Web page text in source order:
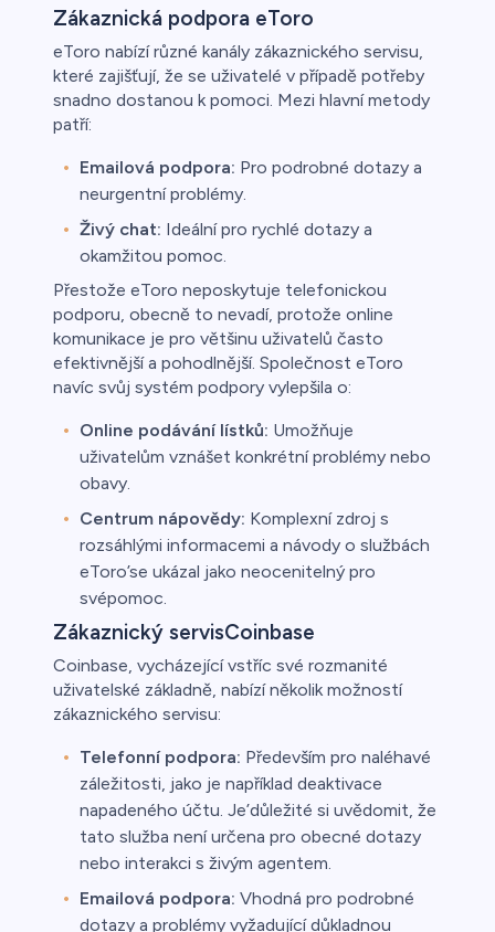
Zákaznická podpora eToro
eToro nabízí různé kanály zákaznického servisu,
které zajišťují, že se uživatelé v případě potřeby
snadno dostanou k pomoci. Mezi hlavní metody
patří:
Emailová podpora: Pro podrobné dotazy a
neurgentní problémy.
Živý chat: Ideální pro rychlé dotazy a
okamžitou pomoc.
Přestože eToro neposkytuje telefonickou
podporu, obecně to nevadí, protože online
komunikace je pro většinu uživatelů často
efektivnější a pohodlnější. Společnost eToro
navíc svůj systém podpory vylepšila o:
Online podávání lístků: Umožňuje
uživatelům vznášet konkrétní problémy nebo
obavy.
Centrum nápovědy: Komplexní zdroj s
rozsáhlými informacemi a návody o službách
eToro’se ukázal jako neocenitelný pro
svépomoc.
Zákaznický servisCoinbase
Coinbase, vycházející vstříc své rozmanité
uživatelské základně, nabízí několik možností
zákaznického servisu:
Telefonní podpora: Především pro naléhavé
záležitosti, jako je například deaktivace
napadeného účtu. Je’důležité si uvědomit, že
tato služba není určena pro obecné dotazy
nebo interakci s živým agentem.
Emailová podpora: Vhodná pro podrobné
dotazy a problémy vyžadující důkladnou